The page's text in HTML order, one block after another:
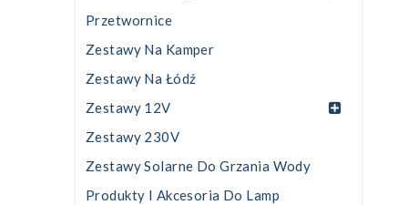
Przetwornice
Zestawy Na Kamper
Zestawy Na Łódź
Zestawy 12V
Zestawy 230V
Zestawy Solarne Do Grzania Wody
Produkty I Akcesoria Do Lamp